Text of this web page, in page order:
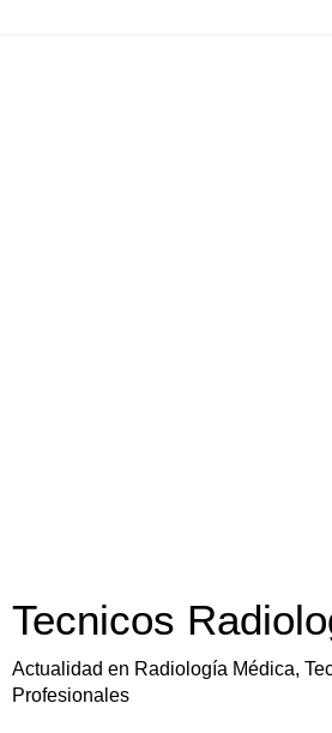
Tecnicos
Actualidad en Radiología Médica,
Profesionales